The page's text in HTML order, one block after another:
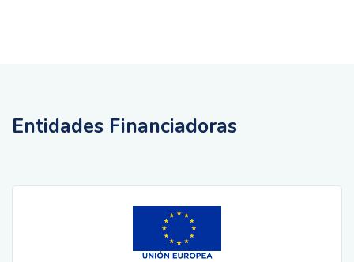
Entidades Financiadoras